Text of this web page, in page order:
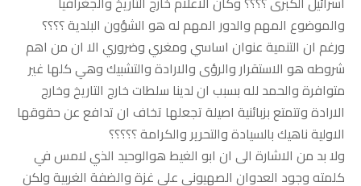
والموضوع المهم والدور المهم له هو الشؤون البلدية ؟؟؟؟
ورغم ان التنمية عنوان اساسي ومغري وضروري الا ان من اهم
شروطه هو الاستقرار والرؤى والارادة والتشبيك وهي كلها غير
متوافرة والحمد لله بسبب ان لدينا سلطات خارج التاريخ وخارج
الارادة وتتمتع بزبائنية اصيلة تجعلها تخاف ان تدافع عن حقوقها
الاولية ناهيك بالسيادة والتحرير والكرامة ؟؟؟؟؟
ولا بد من الاشارة الى ان ابو الغيط هوالوحيد الذي لامس في
كلمته وجود العدوان الصهيوني على غزة والضفة الغربية ولكن